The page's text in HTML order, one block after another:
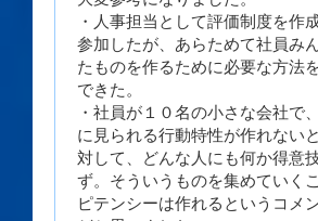
・人事担当として評価制度を作
参加したが、あらためて社員み
たものを作るために必要な方法
できた。
・社員が１０名の小さな会社で
に見られる行動特性が作れない
対して、どんな人にも何か得意
ず。そういうものを集めていく
ピテンシーは作れるというコメ